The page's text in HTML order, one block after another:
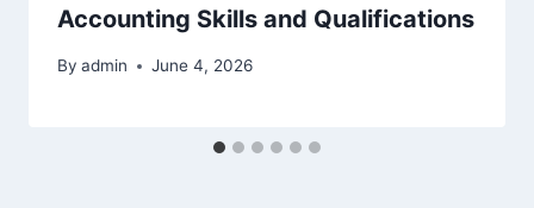
Accounting Skills and Qualifications
By admin June 4, 2026